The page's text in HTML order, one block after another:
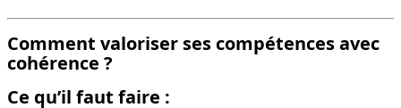
Comment valoriser ses compétences avec
cohérence ?
Ce qu’il faut faire :